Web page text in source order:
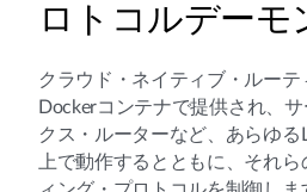
ロトコルデーモ
クラウド・ネイティブ・ルーテ
Dockerコンテナで提供され、
クス・ルーターなど、あらゆ
上で動作するとともに、それ